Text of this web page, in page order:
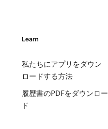
Learn
私たちにアプリをダウン
ロードする方法
履歴書のPDFをダウンロー
ド